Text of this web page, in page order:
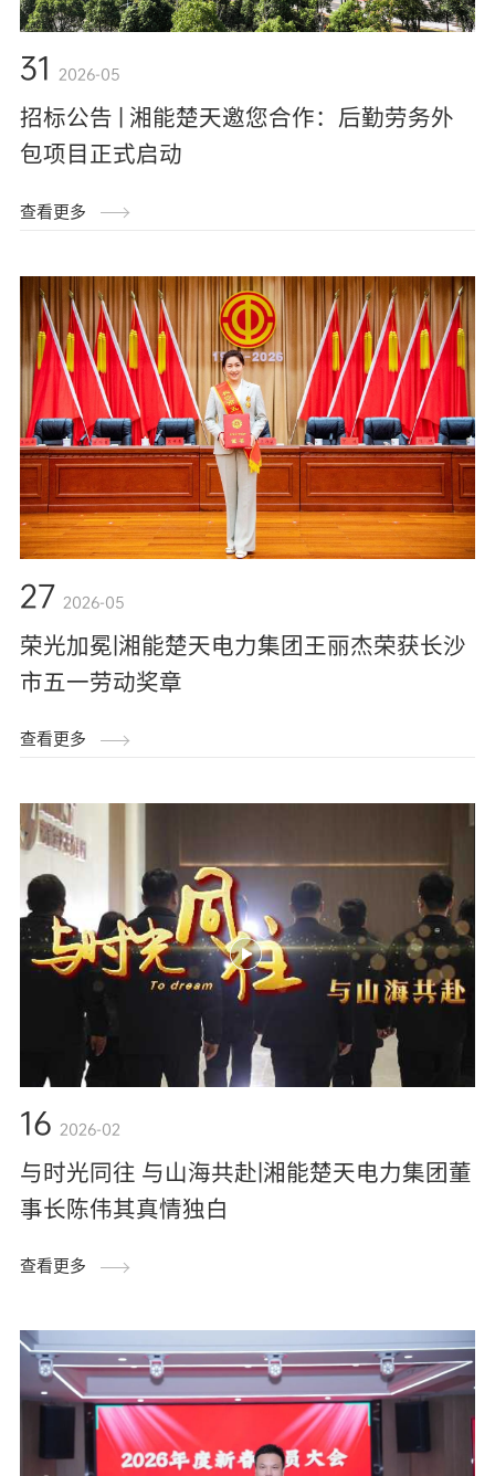
31 2026-05
招标公告 | 湘能楚天邀您合作：后勤劳务外
包项目正式启动
查看更多
27 2026-05
荣光加冕|湘能楚天电力集团王丽杰荣获长沙
市五一劳动奖章
查看更多
16 2026-02
与时光同往 与山海共赴|湘能楚天电力集团董
事长陈伟其真情独白
查看更多